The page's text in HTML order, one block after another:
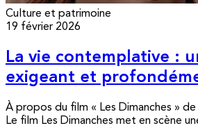
Culture et patrimoine
19 février 2026
La vie contemplative :
exigeant et
À propos du film « Les Dimanches »
Le film Les Dimanches met en scène